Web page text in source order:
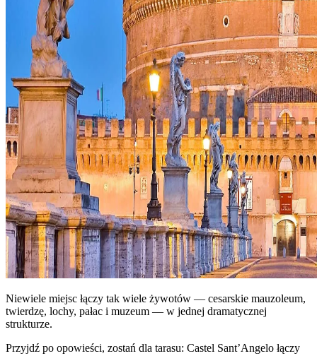
Niewiele miejsc łączy tak wiele żywotów — cesarskie mauzoleum,
twierdzę, lochy, pałac i muzeum — w jednej dramatycznej
strukturze.
Przyjdź po opowieści, zostań dla tarasu: Castel Sant’Angelo łączy